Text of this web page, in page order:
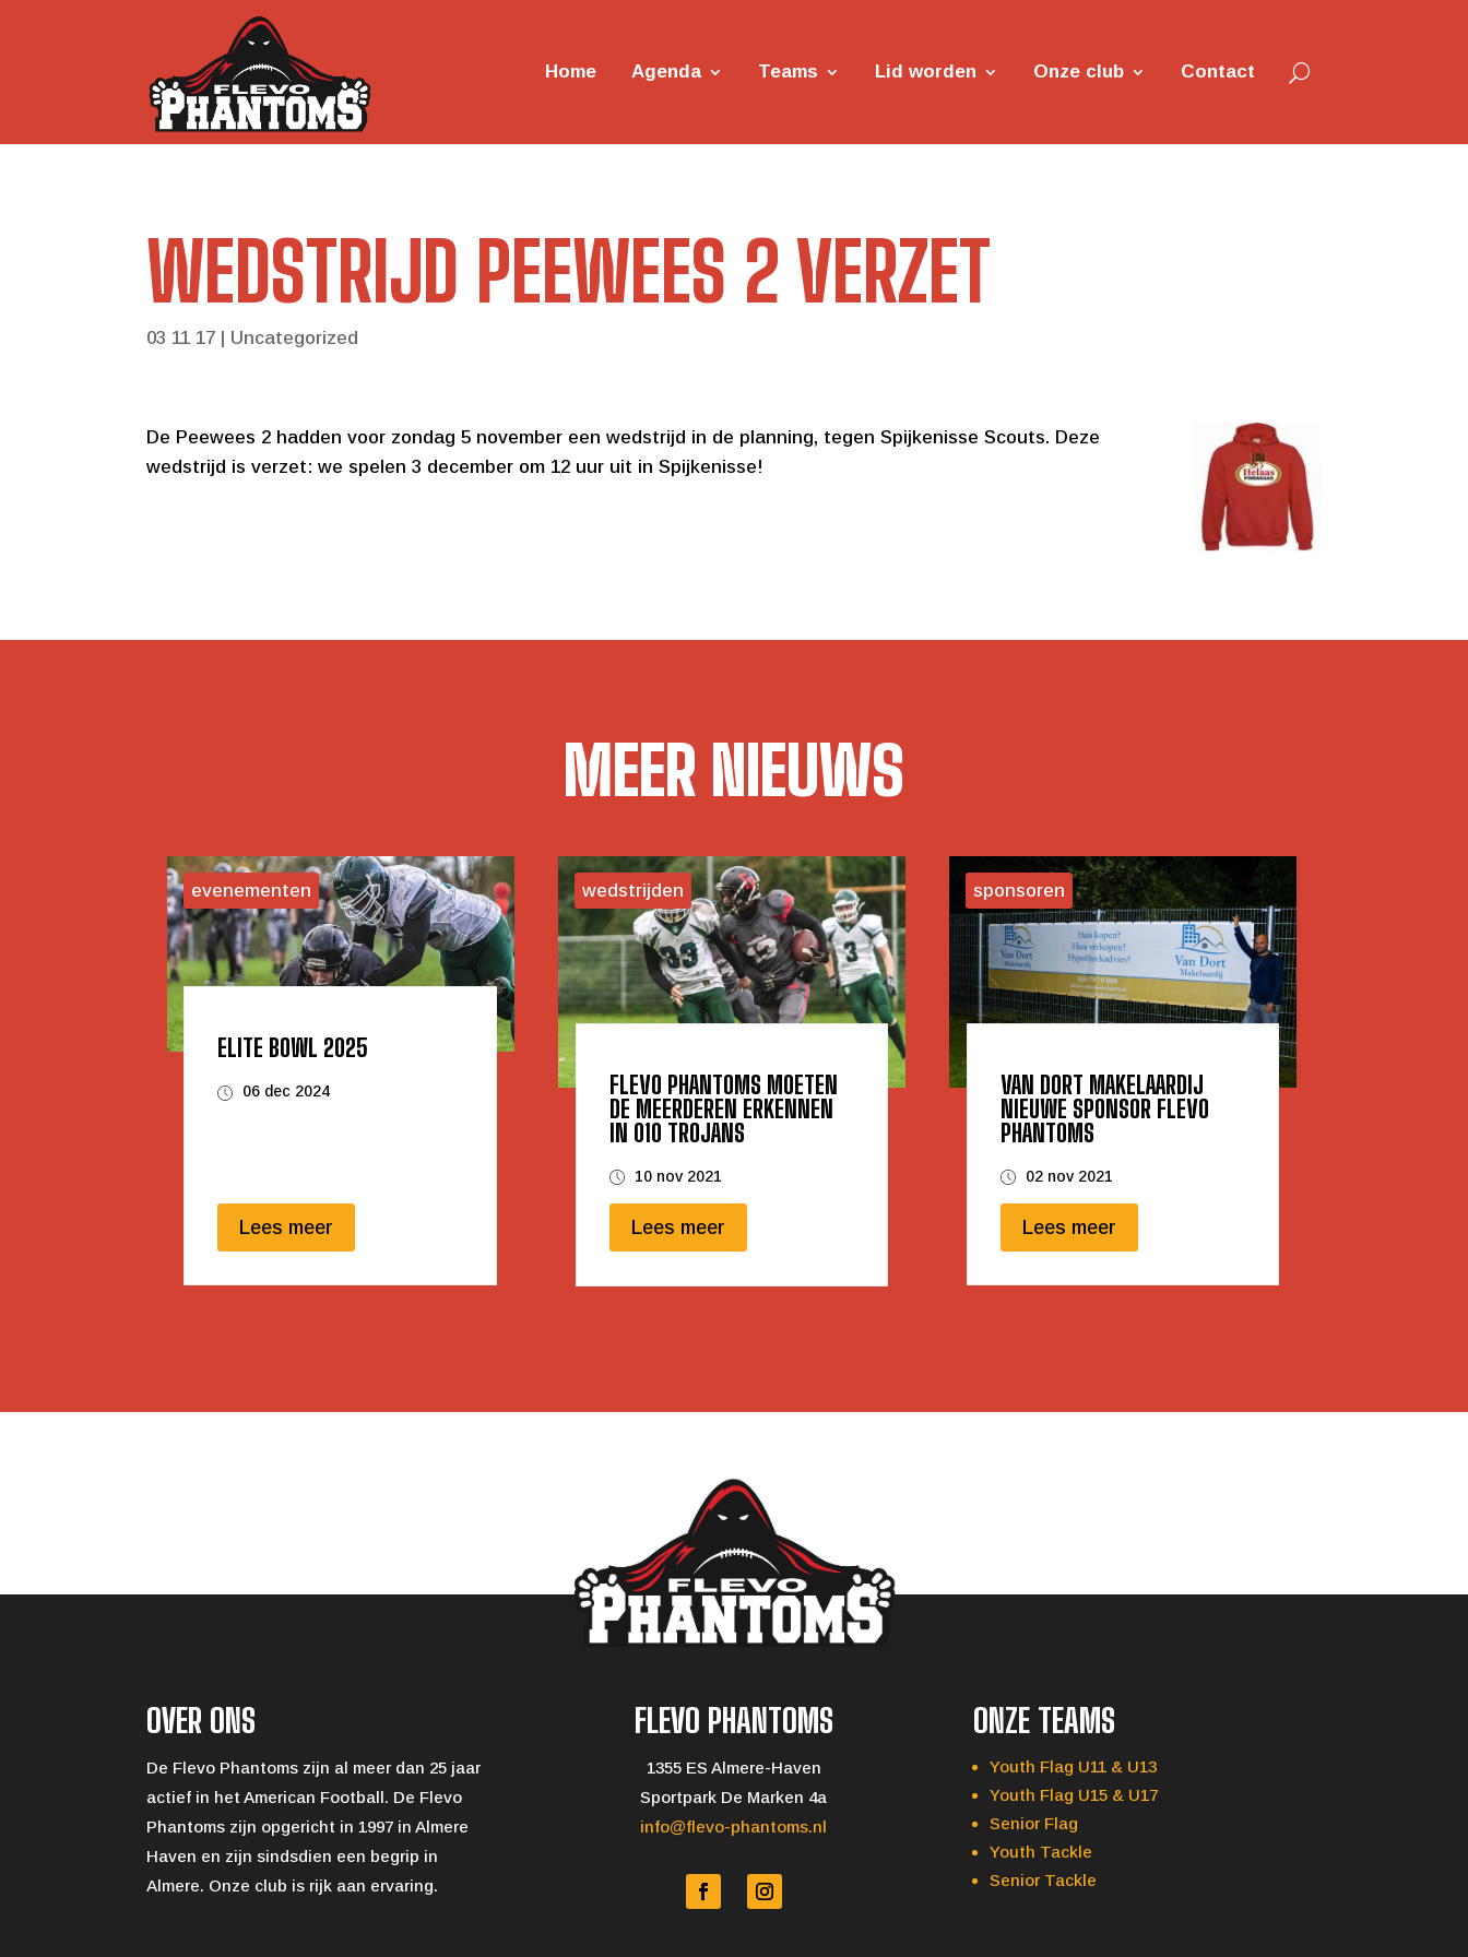
Home Agenda Teams Lid worden Onze club Contact
WEDSTRIJD PEEWEES 2 VERZET
03 11 17 | Uncategorized
De Peewees 2 hadden voor zondag 5 november een wedstrijd in de planning, tegen Spijkenisse Scouts. Deze
wedstrijd is verzet: we spelen 3 december om 12 uur uit in Spijkenisse!
MEER NIEUWS
evenementen
ELITE BOWL 2025
06 dec 2024
Lees meer
wedstrijden
FLEVO PHANTOMS MOETEN
DE MEERDEREN ERKENNEN
IN 010 TROJANS
10 nov 2021
Lees meer
sponsoren
VAN DORT MAKELAARDIJ
NIEUWE SPONSOR FLEVO
PHANTOMS
02 nov 2021
Lees meer
OVER ONS
De Flevo Phantoms zijn al meer dan 25 jaar
actief in het American Football. De Flevo
Phantoms zijn opgericht in 1997 in Almere
Haven en zijn sindsdien een begrip in
Almere. Onze club is rijk aan ervaring.
FLEVO PHANTOMS
1355 ES Almere-Haven
Sportpark De Marken 4a
info@flevo-phantoms.nl
ONZE TEAMS
Youth Flag U11 & U13
Youth Flag U15 & U17
Senior Flag
Youth Tackle
Senior Tackle